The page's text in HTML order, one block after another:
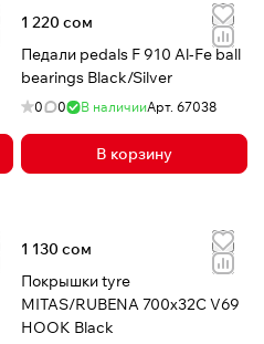
1 220 сом
Педали pedals F 910 Al-Fe ball
bearings Black/Silver
0 0 В наличииАрт. 67038
В корзину
1 130 сом
Покрышки tyre
MITAS/RUBENA 700x32C V69
HOOK Black